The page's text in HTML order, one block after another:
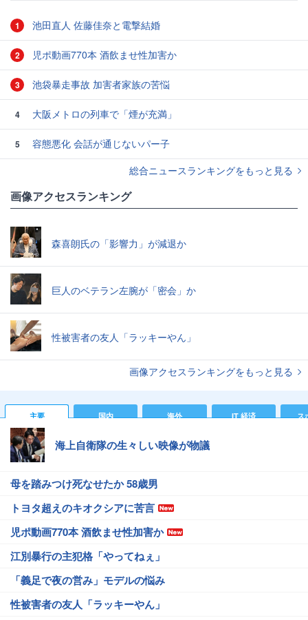
1 池田直人 佐藤佳奈と電撃結婚
2 児ポ動画770本 酒飲ませ性加害か
3 池袋暴走事故 加害者家族の苦悩
4 大阪メトロの列車で「煙が充満」
5
容態悪化 会話が通じないパー子
総合ニュースランキングをもっと見る
画像アクセスランキング
森喜朗氏の「影響力」が減退か
巨人のベテラン左腕が「密会」か
性被害者の友人「ラッキーやん」
画像アクセスランキングをもっと見る
主要 国内 海外 IT 経済 ス
海上自衛隊の生々しい映像が物議
母を踏みつけ死なせたか 58歳男
トヨタ超えのキオクシアに苦言
児ポ動画770本 酒飲ませ性加害か
江別暴行の主犯格「やってねぇ」
「義足で夜の営み」モデルの悩み
性被害者の友人「ラッキーやん」